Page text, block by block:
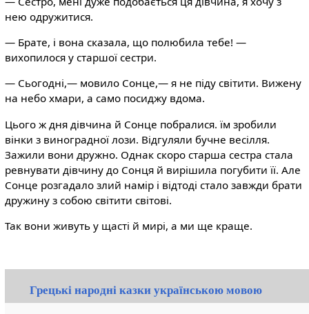
нею одружитися.
— Брате, і вона сказала, що полюбила тебе! —
вихопилося у старшої сестри.
— Сьогодні,— мовило Сонце,— я не піду світити. Вижену
на небо хмари, а само посиджу вдома.
Цього ж дня дівчина й Сонце побралися. їм зробили
вінки з виноградної лози. Відгуляли бучне весілля.
Зажили вони дружно. Однак скоро старша сестра стала
ревнувати дівчину до Сонця й вирішила погубити її. Але
Сонце розгадало злий намір і відтоді стало завжди брати
дружину з собою світити світові.
Так вони живуть у щасті й мирі, а ми ще краще.
Грецькі народні казки українською мовою